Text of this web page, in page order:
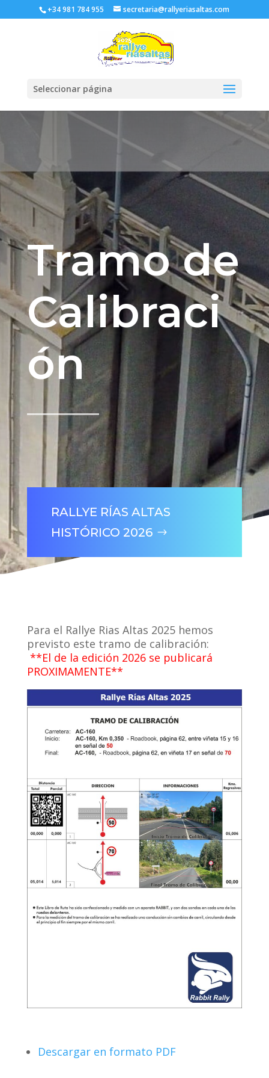
+34 981 784 955 secretaria@rallyeriasaltas.com
Seleccionar página
Tramo de
Calibraci
ón
RALLYE RÍAS ALTAS
HISTÓRICO 2026
Para el Rallye Rias Altas 2025 hemos
previsto este tramo de calibración:
**El de la edición 2026 se publicará
PROXIMAMENTE**
Descargar en formato PDF